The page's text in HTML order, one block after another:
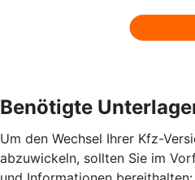
Benötigte
Um den Wechsel Ihrer Kfz-
abzuwickeln, sollten Sie im